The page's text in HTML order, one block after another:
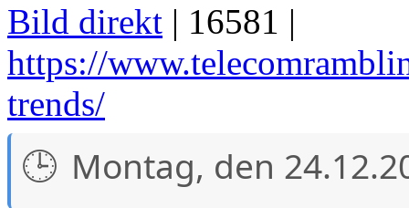
Bild direkt | 16581 |
https://
trends/
Montag, den